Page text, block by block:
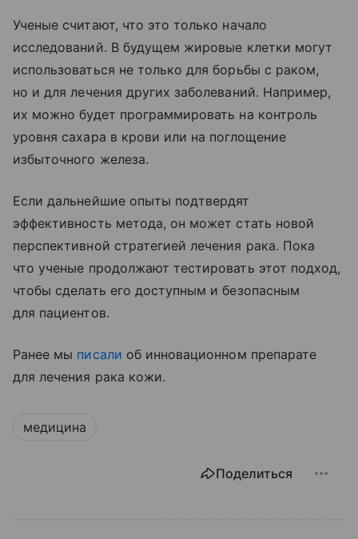
Ученые считают, что это только начало
исследований. В будущем жировые клетки могут
использоваться не только для борьбы с раком,
но и для лечения других заболеваний. Например,
их можно будет программировать на контроль
уровня сахара в крови или на поглощение
избыточного железа.
Если дальнейшие опыты подтвердят
эффективность метода, он может стать новой
перспективной стратегией лечения рака. Пока
что ученые продолжают тестировать этот подход,
чтобы сделать его доступным и безопасным
для пациентов.
Ранее мы писали об инновационном препарате
для лечения рака кожи.
медицина
Поделиться